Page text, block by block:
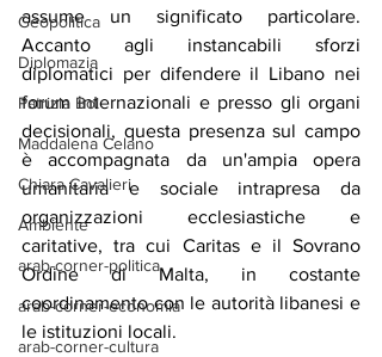
Geopolitica
Diplomazia
Patrizia Boi
Maddalena Celano
Chiara Cavalieri
Ambiente
arab-corner-politica
arab-corner-economia
arab-corner-cultura
assume un significato particolare.
Accanto agli instancabili sforzi
diplomatici per difendere il Libano nei
forum internazionali e presso gli organi
decisionali, questa presenza sul campo
è accompagnata da un'ampia opera
umanitaria e sociale intrapresa da
organizzazioni ecclesiastiche e
caritative, tra cui Caritas e il Sovrano
Ordine di Malta, in costante
coordinamento con le autorità libanesi e
le istituzioni locali.